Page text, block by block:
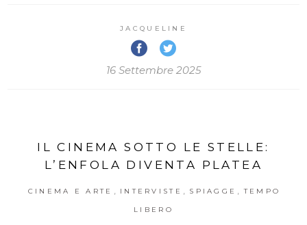
JACQUELINE
16 Settembre 2025
IL CINEMA SOTTO LE STELLE:
L’ENFOLA DIVENTA PLATEA
CINEMA E ARTE , INTERVISTE , SPIAGGE , TEMPO
LIBERO